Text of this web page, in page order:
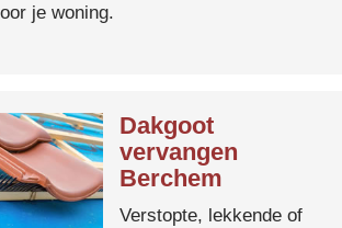
je woning.
Dakgoot
vervangen
Berchem
Verstopte, lekkende of